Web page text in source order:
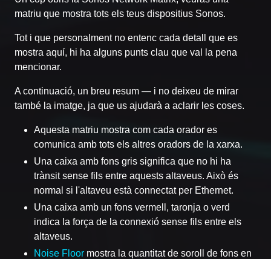
matriu que mostra tots els teus dispositius Sonos.
Tot i que personalment no entenc cada detall que es
mostra aquí, hi ha alguns punts clau que val la pena
mencionar.
A continuació, un breu resum — i no deixeu de mirar
també la imatge, ja que us ajudarà a aclarir les coses.
Aquesta matriu mostra com cada orador es
comunica amb tots els altres oradors de la xarxa.
Una caixa amb fons gris significa que no hi ha
trànsit sense fils entre aquests altaveus. Això és
normal si l'altaveu està connectat per Ethernet.
Una caixa amb un fons vermell, taronja o verd
indica la força de la connexió sense fils entre els
altaveus.
Noise Floor mostra la quantitat de soroll de fons en